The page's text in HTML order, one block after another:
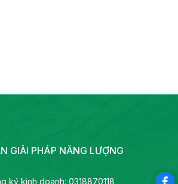
GIẢI PHÁP NĂNG LƯỢNG
ký kinh doanh: 0318870118